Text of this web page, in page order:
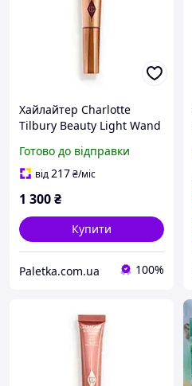
Хайлайтер Charlotte
Tilbury Beauty Light Wand
Готово до відправки
від217₴/міс
1 300₴
Купити
Paletka.com.ua 100%